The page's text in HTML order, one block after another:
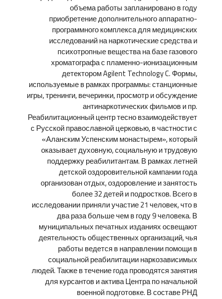
объема работы запланировано в году
приобретение дополнительного аппаратно-
программного комплекса для медицинских
исследований на наркотические средства и
психотропные вещества на базе газового
хроматографа с пламенно-ионизационным
детектором Agilent Technology C. Формы,
используемые в рамках программы: станционные
игры, тренинги, вечеринки, просмотр и обсуждение
антинаркотических фильмов и пр.
Реабилитационный центр тесно взаимодействует
с Русской православной церковью, в частности с
«Аланским Успенским монастырем», который
оказывает духовную, социальную и трудовую
поддержку реабилитантам. В рамках летней
детской оздоровительной кампании года
организован отдых, оздоровление и занятость
более 32 детей и подростков. Всего в
исследовании приняли участие 21 человек, что в
два раза больше чем в году 9 человека. В
муниципальных печатных изданиях освещают
деятельность общественных организаций, чья
работы ведется в направлении помощи в
социальной реабилитации наркозависимых
людей. Также в течение года проводятся занятия
для курсантов и актива Центра по начальной
военной подготовке. В составе РНД